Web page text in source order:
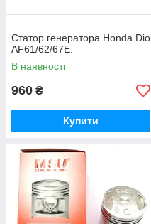
Статор генератора Honda Dio
AF61/62/67E.
В наявності
960 ₴
Купити